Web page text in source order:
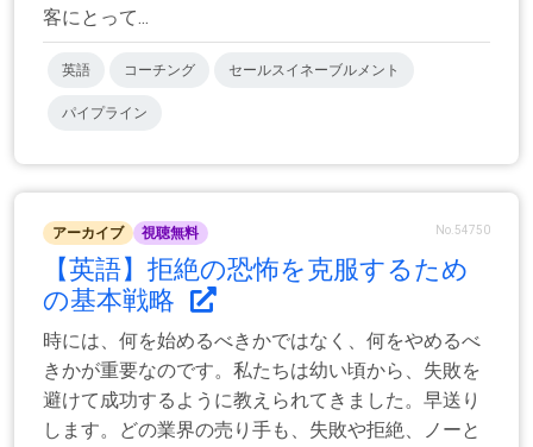
客にとって...
英語 コーチング セールスイネーブルメント
パイプライン
アーカイブ 視聴無料 No.54750
【英語】拒絶の恐怖を克服するため
の基本戦略
時には、何を始めるべきかではなく、何をやめるべ
きかが重要なのです。私たちは幼い頃から、失敗を
避けて成功するように教えられてきました。早送り
します。どの業界の売り手も、失敗や拒絶、ノーと